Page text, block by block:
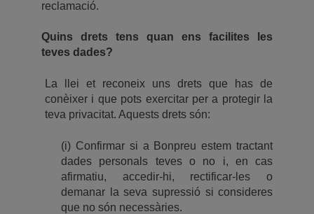
reclamació.
Quins drets tens quan ens facilites les
teves dades?
La llei et reconeix uns drets que has de
conèixer i que pots exercitar per a protegir la
teva privacitat. Aquests drets són:
(i) Confirmar si a Bonpreu estem tractant
dades personals teves o no i, en cas
afirmatiu, accedir-hi, rectificar-les o
demanar la seva supressió si consideres
que no són necessàries.